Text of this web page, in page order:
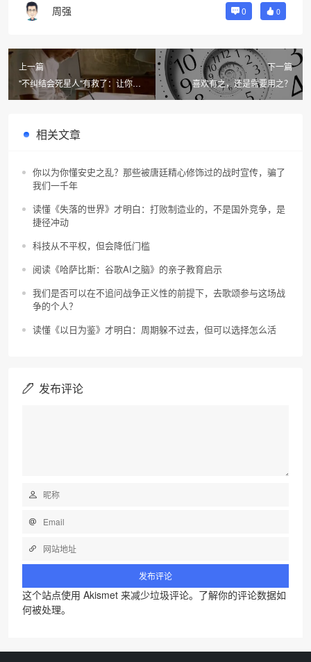
周强 0 0
上一篇
"不纠结会死星人"有救了：让你专
注于当下的正念力——再谈带着问
下一篇
喜欢有之，还是需要用之？
相关文章
你以为你懂安史之乱？那些被唐廷精心修饰过的战时宣传，骗了
我们一千年
读懂《失落的世界》才明白：打败制造业的，不是国外竞争，是
捷径冲动
科技从不平权，但会降低门槛
阅读《哈萨比斯：谷歌AI之脑》的亲子教育启示
我们是否可以在不追问战争正义性的前提下，去歌颂参与这场战
争的个人？
读懂《以日为鉴》才明白：周期躲不过去，但可以选择怎么活
发布评论
这个站点使用 Akismet 来减少垃圾评论。 了解你的评论数据如
何被处理。